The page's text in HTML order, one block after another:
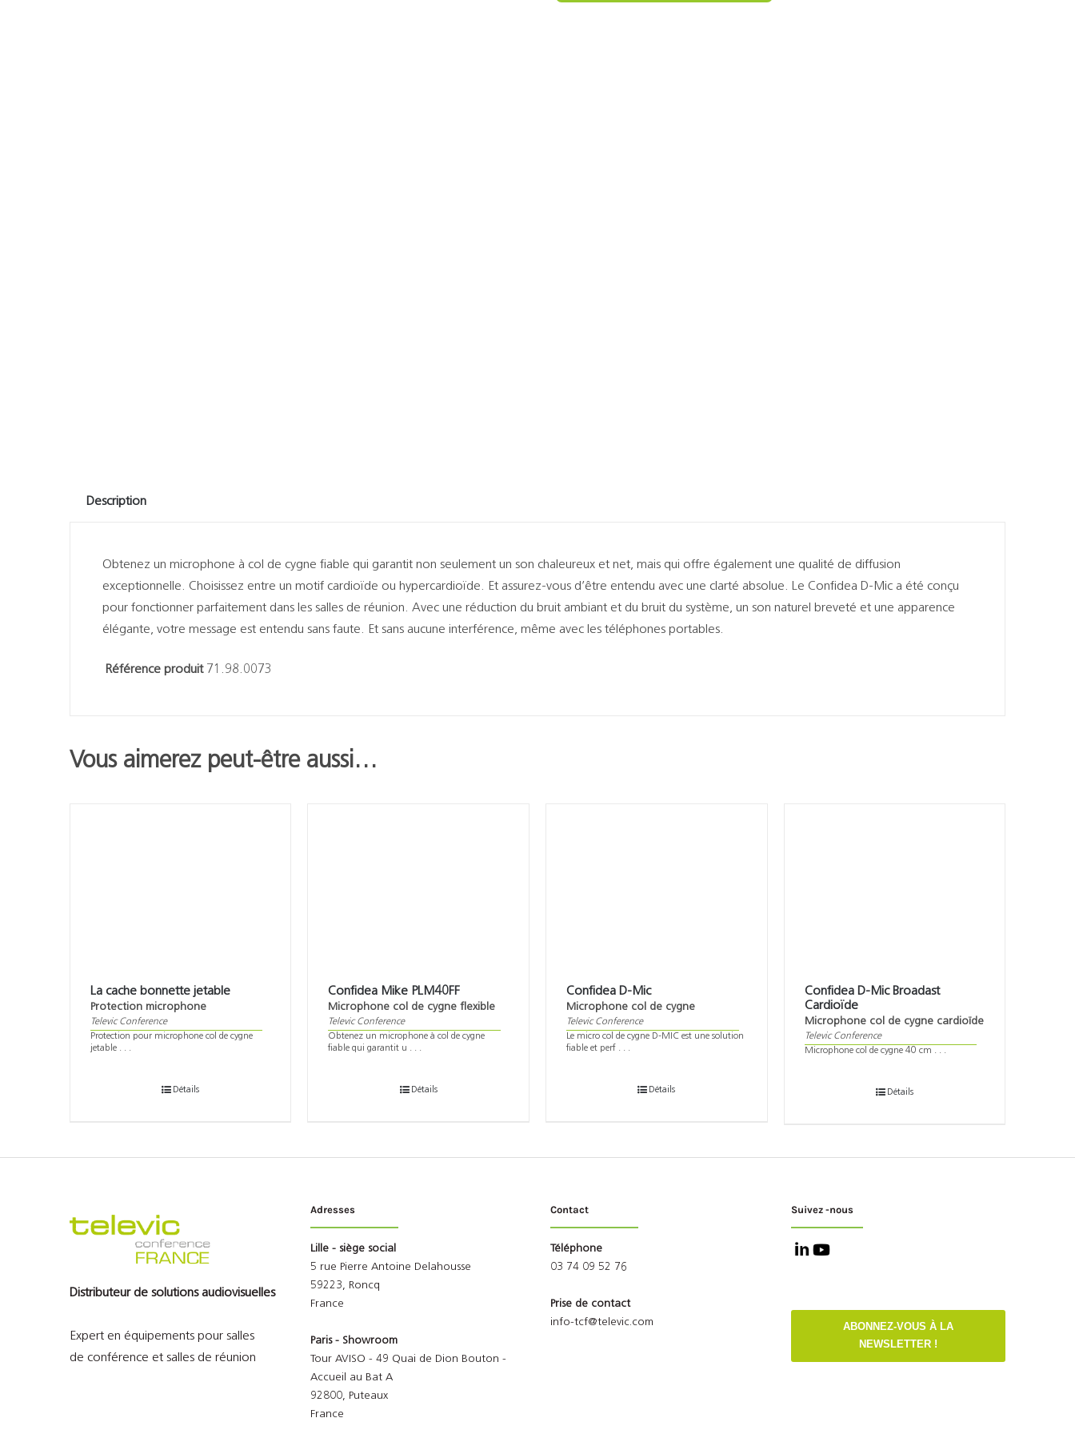
Description
Obtenez un microphone à col de cygne fiable qui garantit non seulement un son chaleureux et net, mais qui offre également une qualité de diffusion
exceptionnelle. Choisissez entre un motif cardioïde ou hypercardioïde. Et assurez-vous d’être entendu avec une clarté absolue. Le Confidea D-Mic a été conçu
pour fonctionner parfaitement dans les salles de réunion. Avec une réduction du bruit ambiant et du bruit du système, un son naturel breveté et une apparence
élégante, votre message est entendu sans faute. Et sans aucune interférence, même avec les téléphones portables.
Référence produit 71.98.0073
Vous aimerez peut-être aussi…
La cache bonnette jetable
Protection microphone
Televic Conference
Protection pour microphone col de cygne
jetable . . .
Détails
Confidea Mike PLM40FF
Microphone col de cygne flexible
Televic Conference
Obtenez un microphone à col de cygne
fiable qui garantit u . . .
Détails
Confidea D-Mic
Microphone col de cygne
Televic Conference
Le micro col de cygne D-MIC est une solution
fiable et perf . . .
Détails
Confidea D-Mic Broadast
Cardioïde
Microphone col de cygne cardioïde
Televic Conference
Microphone col de cygne 40 cm . . .
Détails
Distributeur de solutions audiovisuelles
Expert en équipements pour salles
de conférence et salles de réunion
Adresses
Lille - siège social
5 rue Pierre Antoine Delahousse
59223, Roncq
France
Paris - Showroom
Tour AVISO - 49 Quai de Dion Bouton -
Accueil au Bat A
92800, Puteaux
France
Contact
Téléphone
03 74 09 52 76
Prise de contact
info-tcf@televic.com
Suivez -nous
ABONNEZ-VOUS À LA
NEWSLETTER !